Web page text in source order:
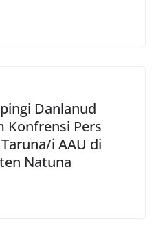
Danlanud
Konfrensi Pers
i AAU di
Natuna